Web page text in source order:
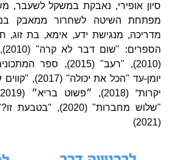
מפתחת השיטה לשחרור ממאבק
מדריכה, מנגישת ידע, אימא, בת
(2021)